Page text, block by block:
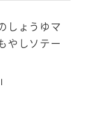
しょうゆマ
やしソテー